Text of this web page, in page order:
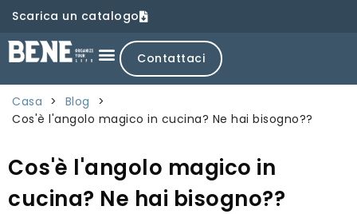
Scarica un catalogo
Contattaci
Casa > Blog
>
Cos'è l'angolo magico in cucina? Ne hai bisogno??
Cos'è l'angolo magico in
cucina? Ne hai bisogno??